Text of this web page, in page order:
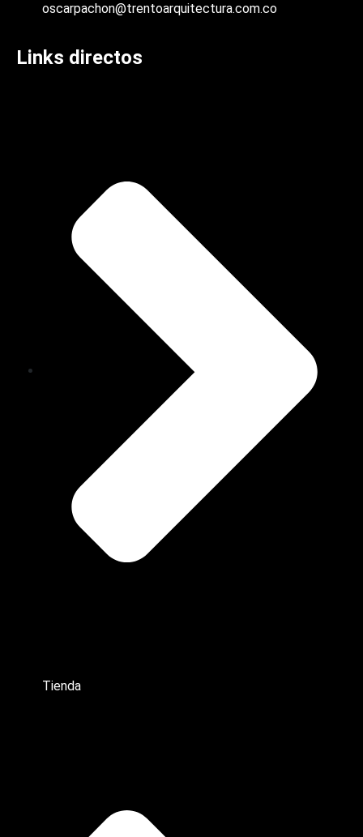
oscarpachon@trentoarquitectura.com.co
Links directos
Tienda